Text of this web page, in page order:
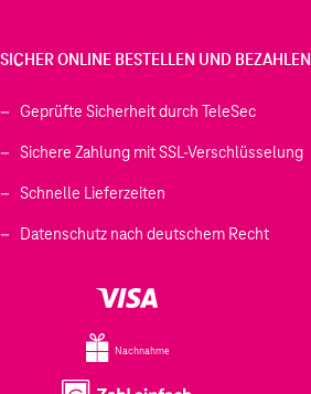
SICHER ONLINE BESTELLEN UND BEZAHLEN
Geprüfte Sicherheit durch TeleSec
Sichere Zahlung mit SSL-Verschlüsselung
Schnelle Lieferzeiten
Datenschutz nach deutschem Recht
Nachnahme